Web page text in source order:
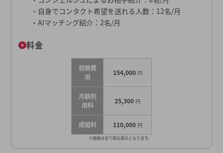
・自身でコンタクト希望を送れる人数：12名/月
・AIマッチング紹介：2名/月
料金
初期費
用
154,000 円
月額利
用料
25,300 円
成婚料 110,000 円
※価格は全て税込表示となります。